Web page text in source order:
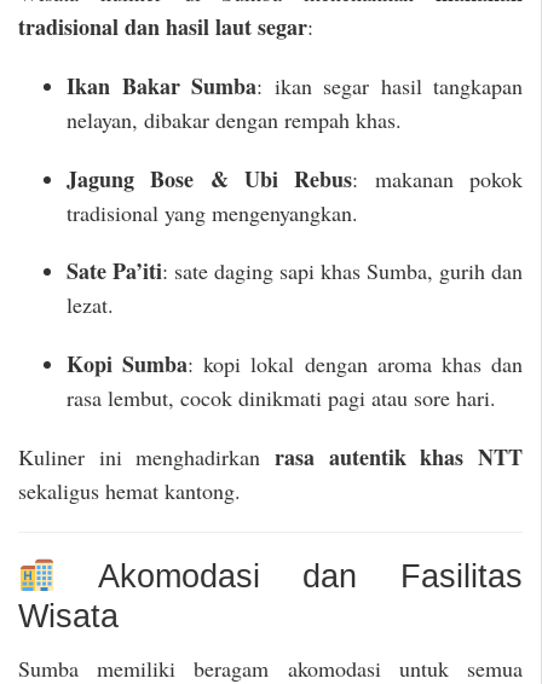
tradisional dan hasil laut segar:
Ikan Bakar Sumba: ikan segar hasil tangkapan
nelayan, dibakar dengan rempah khas.
Jagung Bose & Ubi Rebus: makanan pokok
tradisional yang mengenyangkan.
Sate Pa’iti: sate daging sapi khas Sumba, gurih dan
lezat.
Kopi Sumba: kopi lokal dengan aroma khas dan
rasa lembut, cocok dinikmati pagi atau sore hari.
Kuliner ini menghadirkan rasa autentik khas NTT
sekaligus hemat kantong.
Akomodasi dan Fasilitas
Wisata
Sumba memiliki beragam akomodasi untuk semua